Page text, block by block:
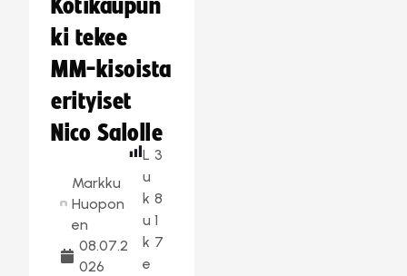
Kotikaupun
ki tekee
MM-kisoista
erityiset
Nico Salolle
Markku
Huopon
en
08.07.2
026
L
u
k
u
k
e
3
8
1
7